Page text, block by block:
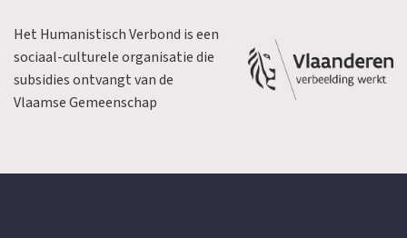
Het Humanistisch Verbond is een
sociaal-culturele organisatie die
subsidies ontvangt van de
Vlaamse Gemeenschap